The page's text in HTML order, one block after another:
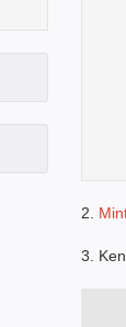
2.
3.